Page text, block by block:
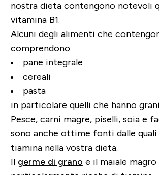
nostra dieta contengono notevoli
vitamina B1.
Alcuni degli alimenti che
comprendono
pane integrale
cereali
pasta
in particolare quelli che hanno
Pesce, carni magre, piselli, soia e
sono anche ottime fonti dalle
tiamina nella vostra dieta.
Il germe di grano e il maiale